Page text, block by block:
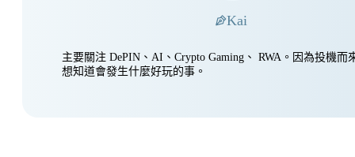
Kai
主要關注 DePIN、AI、Crypto Gaming、 RWA。因為投機而
想知道會發生什麼好玩的事。